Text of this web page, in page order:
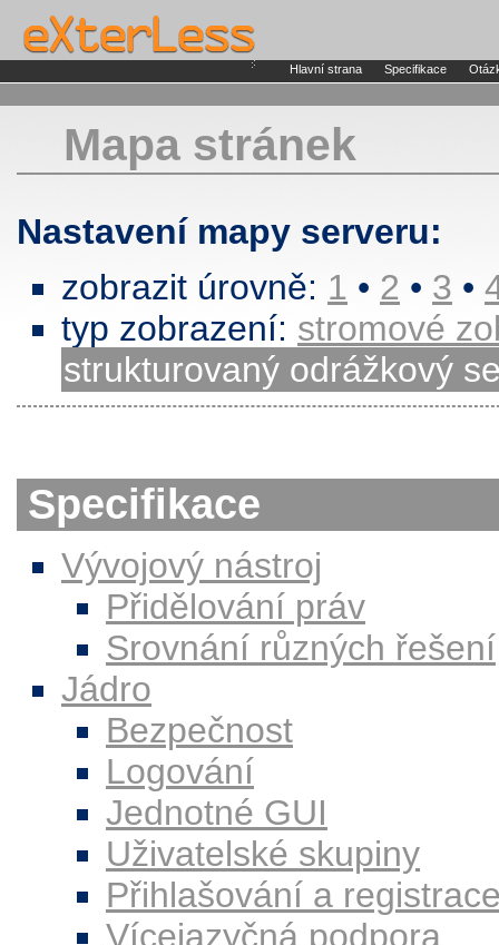
Hlavní strana Specifikace
Mapa stránek
Nastavení mapy serveru:
zobrazit úrovně: 1 • 2 • 3 •
typ zobrazení: stromové
strukturovaný odrážkový
Specifikace
Vývojový nástroj
Přidělování práv
Srovnání různých řešení
Jádro
Bezpečnost
Logování
Jednotné GUI
Uživatelské skupiny
Přihlašování a
Vícejazyčná podpora